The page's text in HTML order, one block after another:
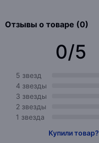
Отзывы о товаре (0)
0/5
5 звезд
4 звезды
3 звезды
2 звезды
1 звезда
Купили товар?